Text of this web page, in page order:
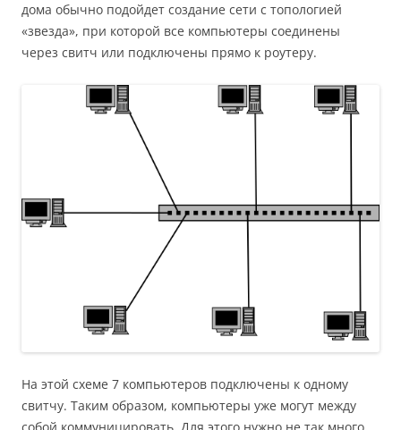
дома обычно подойдет создание сети с топологией
«звезда», при которой все компьютеры соединены
через свитч или подключены прямо к роутеру.
На этой схеме 7 компьютеров подключены к одному
свитчу. Таким образом, компьютеры уже могут между